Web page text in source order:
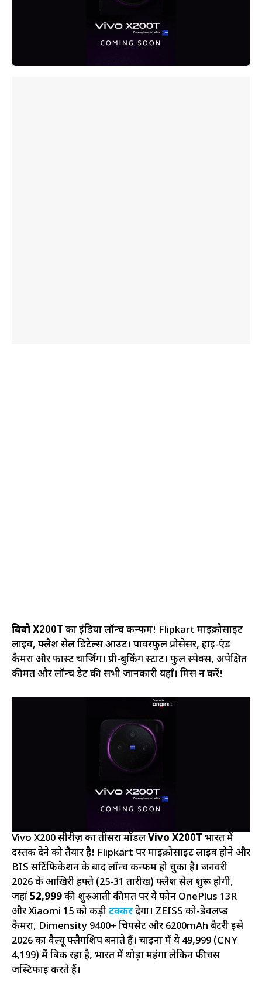
विवो X200T का इंडिया लॉन्च कन्फर्म! Flipkart माइक्रोसाइट
लाइव, फ्लैश सेल डिटेल्स आउट। पावरफुल प्रोसेसर, हाई-एंड
कैमरा और फास्ट चार्जिंग। प्री-बुकिंग स्टार्ट। फुल स्पेक्स, अपेक्षित
कीमत और लॉन्च डेट की सभी जानकारी यहाँ। मिस न करें!
Vivo X200 सीरीज़ का तीसरा मॉडलVivo X200T भारत में
दस्तक देने को तैयार है! Flipkart पर माइक्रोसाइट लाइव होने और
BIS सर्टिफिकेशन के बाद लॉन्च कन्फर्म हो चुका है। जनवरी
2026 के आखिरी हफ्ते (25-31 तारीख) फ्लैश सेल शुरू होगी,
जहां₹52,999की शुरुआती कीमत पर ये फोन OnePlus 13R
और Xiaomi 15 को कड़ीटक्करदेगा। ZEISS को-डेवलप्ड
कैमरा, Dimensity 9400+ चिपसेट और 6200mAh बैटरी इसे
2026 का वैल्यू फ्लैगशिप बनाते हैं। चाइना में ये ₹49,999 (CNY
4,199) में बिक रहा है, भारत में थोड़ा महंगा लेकिन फीचर्स
जस्टिफाई करते हैं।